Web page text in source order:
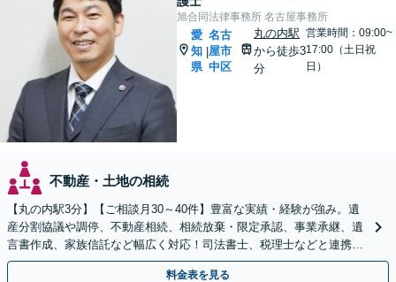
旭合同法律事務所 名古屋事務所
愛
知
県
|
名古
屋市
中区
丸の内駅
から徒歩3
分
営業時間：09:00~
17:00（土日祝
日）
不動産・土地の相続
【丸の内駅3分】【ご相談月30～40件】豊富な実績・経験が強み。遺
産分割協議や調停、不動産相続、相続放棄・限定承認、事業承継、遺
言書作成、家族信託など幅広く対応！司法書士、税理士などと連携し
て円滑な問題解決を目指します。【初回面談無料】
料金表を見る